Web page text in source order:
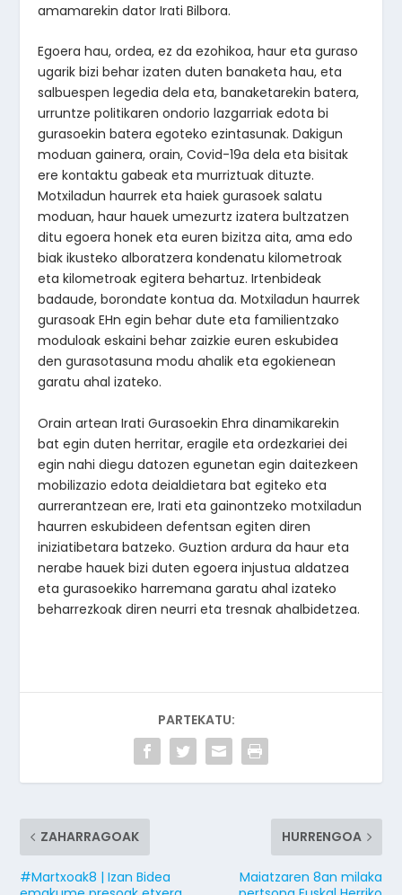
amamarekin dator Irati Bilbora.
Egoera hau, ordea, ez da ezohikoa, haur eta guraso
ugarik bizi behar izaten duten banaketa hau, eta
salbuespen legedia dela eta, banaketarekin batera,
urruntze politikaren ondorio lazgarriak edota bi
gurasoekin batera egoteko ezintasunak. Dakigun
moduan gainera, orain, Covid-19a dela eta bisitak
ere kontaktu gabeak eta murriztuak dituzte.
Motxiladun haurrek eta haiek gurasoek salatu
moduan, haur hauek umezurtz izatera bultzatzen
ditu egoera honek eta euren bizitza aita, ama edo
biak ikusteko alboratzera kondenatu kilometroak
eta kilometroak egitera behartuz. Irtenbideak
badaude, borondate kontua da. Motxiladun haurrek
gurasoak EHn egin behar dute eta familientzako
moduloak eskaini behar zaizkie euren eskubidea
den gurasotasuna modu ahalik eta egokienean
garatu ahal izateko.
Orain artean Irati Gurasoekin Ehra dinamikarekin
bat egin duten herritar, eragile eta ordezkariei dei
egin nahi diegu datozen egunetan egin daitezkeen
mobilizazio edota deialdietara bat egiteko eta
aurrerantzean ere, Irati eta gainontzeko motxiladun
haurren eskubideen defentsan egiten diren
iniziatibetara batzeko. Guztion ardura da haur eta
nerabe hauek bizi duten egoera injustua aldatzea
eta gurasoekiko harremana garatu ahal izateko
beharrezkoak diren neurri eta tresnak ahalbidetzea.
PARTEKATU:
ZAHARRAGOAK
#Martxoak8 | Izan Bidea
HURRENGOA
Maiatzaren 8an milaka